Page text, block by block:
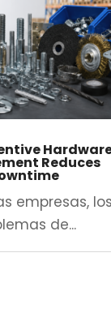
Reduces
empresas, los
de...